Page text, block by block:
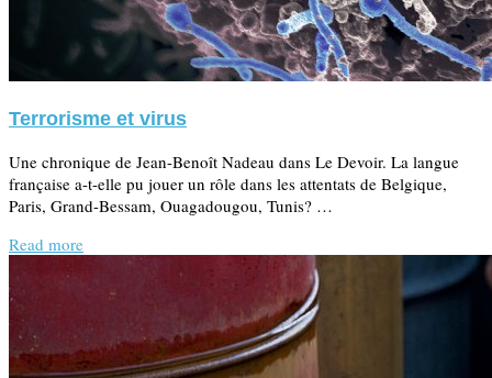
Terrorisme et virus
Une chronique de Jean-Benoît Nadeau dans Le Devoir. La langue
française a-t-elle pu jouer un rôle dans les attentats de Belgique,
Paris, Grand-Bessam, Ouagadougou, Tunis? …
Read more